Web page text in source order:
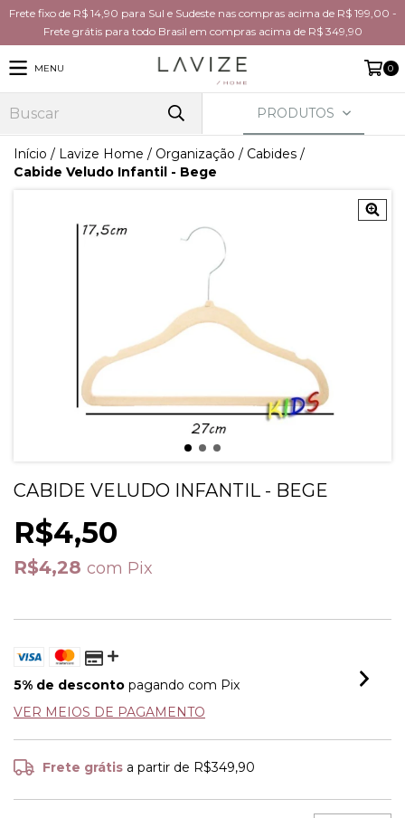
Frete fixo de R$ 14,90 para Sul e Sudeste nas compras acima de R$ 199,00 -
Frete grátis para todo Brasil em compras acima de R$ 349,90
MENU 0
PRODUTOS
Início / Lavize Home / Organização / Cabides /
Cabide Veludo Infantil - Bege
CABIDE VELUDO INFANTIL - BEGE
R$4,50
R$4,28 com Pix
5% de desconto pagando com Pix
VER MEIOS DE PAGAMENTO
Frete grátis a partir de R$349,90